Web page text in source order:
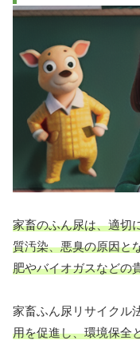
家畜のふん尿は、適切
質汚染、悪臭の原因と
肥やバイオガスなどの
家畜ふん尿リサイクル
用を促進し、環境保全